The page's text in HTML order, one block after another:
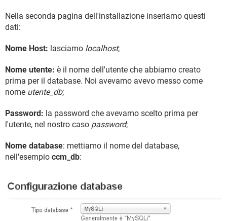
Nella seconda pagina dell'installazione inseriamo questi
dati:
Nome Host: lasciamo localhost;
Nome utente: è il nome dell'utente che abbiamo creato
prima per il database. Noi avevamo avevo messo come
nome utente_db;
Password: la password che avevamo scelto prima per
l'utente, nel nostro caso password;
Nome database: mettiamo il nome del database,
nell'esempio ccm_db: